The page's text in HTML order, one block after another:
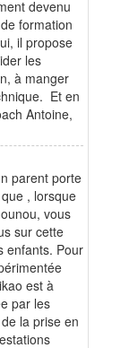
devenu
formation
il propose
les
à manger
Et en
Antoine,
parent porte
, lorsque
vous
sur cette
enfants. Pour
est à
par les
la prise en